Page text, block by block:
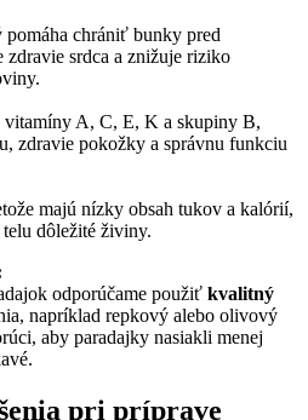
chrániť bunky pred
zdravie srdca a znižuje riziko
vitamíny A, C, E, K a skupiny B,
zdravie pokožky a správnu funkciu
majú nízky obsah tukov a kalórií,
dôležité živiny.
odporúčame použiť kvalitný
napríklad repkový alebo olivový
aby paradajky nasiakli menej
pri príprave